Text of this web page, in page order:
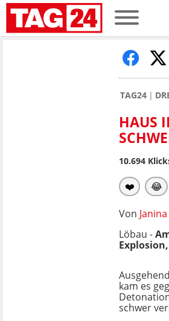
TAG24
HAUS
10.694
❤️ 😂
Von
Löbau -
kam es
schwer